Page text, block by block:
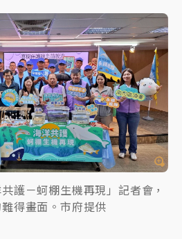
護－蚵棚生機再現」記者會，
得畫面。市府提供